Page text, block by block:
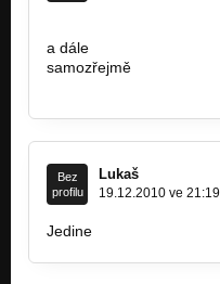
a dále
samozřejmě
Bez
profilu
Lukaš
19.12.2010 ve 21:19
Jedine